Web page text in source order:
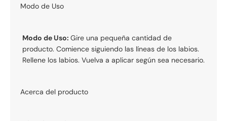
Modo de Uso
Modo de Uso: Gire una pequeña cantidad de
producto. Comience siguiendo las líneas de los labios.
Rellene los labios. Vuelva a aplicar según sea necesario.
Acerca del producto